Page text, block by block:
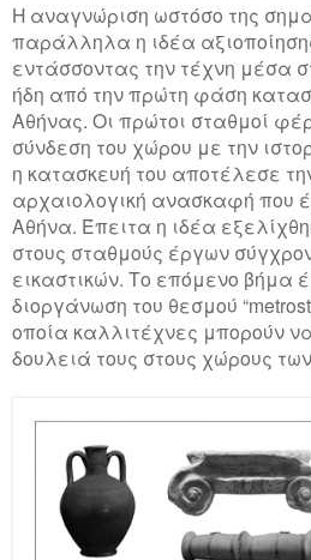
Η αναγνώριση ωστόσο της
παράλληλα η ιδέα
εντάσσοντας την τέχνη μέσα
ήδη από την πρώτη φάση
Αθήνας. Οι πρώτοι σταθμοί
σύνδεση του χώρου με την
η κατασκευή του αποτέλεσε
αρχαιολογική ανασκαφή που
Αθήνα. Έπειτα η ιδέα
στους σταθμούς έργων
εικαστικών. Το επόμενο βήμα
διοργάνωση του θεσμού
οποία καλλιτέχνες μπορούν
δουλειά τους στους χώρους